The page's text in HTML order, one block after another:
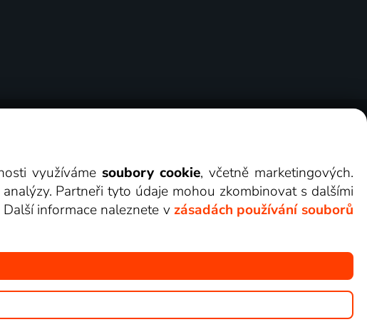
využívámesoubory cookie, včetně marketingových.
Partneři tyto údaje mohou zkombinovat s dalšími
informace naleznete v zásadách používání souborů